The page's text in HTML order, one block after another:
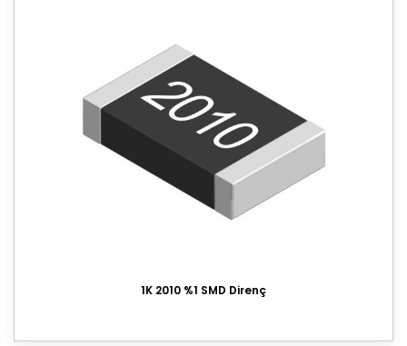
1K 2010 %1 SMD Direnç